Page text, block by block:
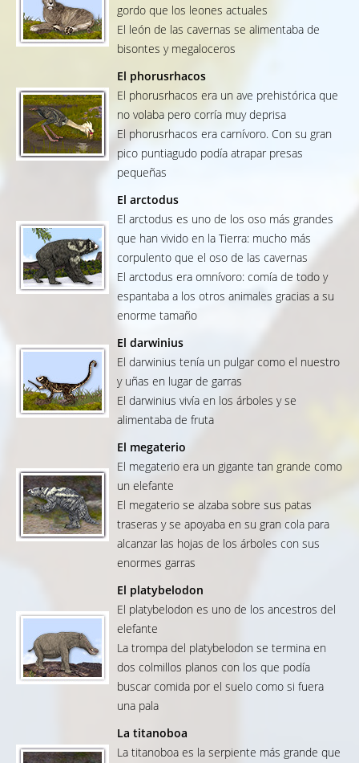
gordo que los leones actuales
El león de las cavernas se alimentaba de
bisontes y megaloceros
El phorusrhacos
El phorusrhacos era un ave prehistórica que
no volaba pero corría muy deprisa
El phorusrhacos era carnívoro. Con su gran
pico puntiagudo podía atrapar presas
pequeñas
El arctodus
El arctodus es uno de los oso más grandes
que han vivido en la Tierra: mucho más
corpulento que el oso de las cavernas
El arctodus era omnívoro: comía de todo y
espantaba a los otros animales gracias a su
enorme tamaño
El darwinius
El darwinius tenía un pulgar como el nuestro
y uñas en lugar de garras
El darwinius vivía en los árboles y se
alimentaba de fruta
El megaterio
El megaterio era un gigante tan grande como
un elefante
El megaterio se alzaba sobre sus patas
traseras y se apoyaba en su gran cola para
alcanzar las hojas de los árboles con sus
enormes garras
El platybelodon
El platybelodon es uno de los ancestros del
elefante
La trompa del platybelodon se termina en
dos colmillos planos con los que podía
buscar comida por el suelo como si fuera
una pala
La titanoboa
La titanoboa es la serpiente más grande que